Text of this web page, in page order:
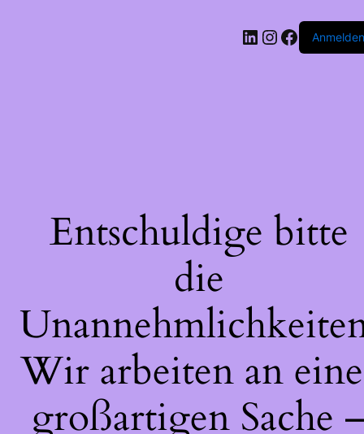
LinkedIn
Instagram
Anmelden
Entschuldige bitte
die
Wir arbeiten an
großartigen Sache